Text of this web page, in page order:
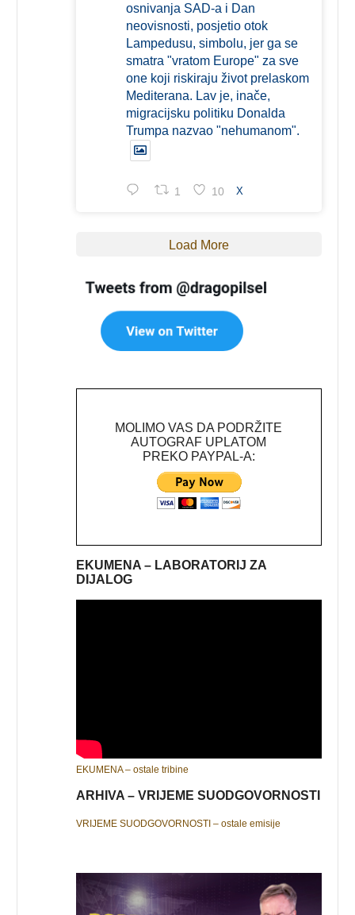
osnivanja SAD-a i Dan
neovisnosti, posjetio otok
Lampedusu, simbolu, jer ga se
smatra "vratom Europe" za sve
one koji riskiraju život prelaskom
Mediterana. Lav je, inače,
migracijsku politiku Donalda
Trumpa nazvao "nehumanom".
1 10 X
Load More
MOLIMO VAS DA PODRŽITE
AUTOGRAF UPLATOM
PREKO PAYPAL-A:
EKUMENA – LABORATORIJ ZA
DIJALOG
EKUMENA – ostale tribine
ARHIVA – VRIJEME SUODGOVORNOSTI
VRIJEME SUODGOVORNOSTI – ostale emisije